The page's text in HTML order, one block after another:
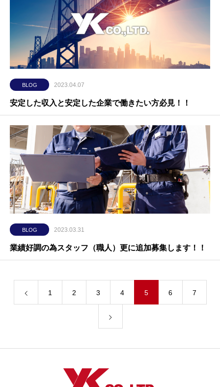
BLOG 2023.04.07
安定した収入と安定した企業で働きたい方必見！！
BLOG 2023.03.31
業績好調の為スタッフ（職人）更に追加募集します！！
1 2 3 4 5 6 7